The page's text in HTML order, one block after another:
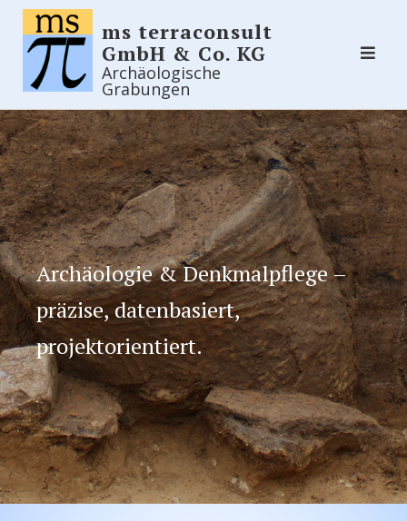
content
ms terraconsult
GmbH & Co. KG
Archäologische
Grabungen
Archäologie & Denkmalpflege –
präzise, datenbasiert,
projektorientiert.